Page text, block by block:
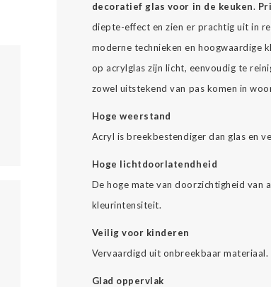
decoratief glas voor in de keuken.
diepte-effect en zien er prachtig uit in
moderne technieken en hoogwaardige
op acrylglas zijn licht, eenvoudig te
zowel uitstekend van pas komen in
Hoge weerstand
Acryl is breekbestendiger dan glas en
Hoge lichtdoorlatendheid
De hoge mate van doorzichtigheid van
kleurintensiteit.
Veilig voor kinderen
Vervaardigd uit onbreekbaar materiaal.
Glad oppervlak